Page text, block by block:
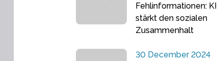
Fehlinformationen: KI
stärkt den sozialen
Zusammenhalt
30 December 2024